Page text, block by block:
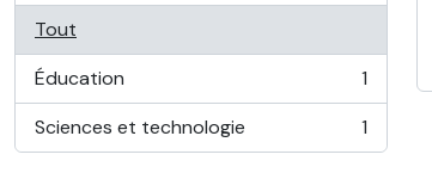
Tout
Éducation
, 1 résultats
1
Sciences et technologie
, 1 résultats 1